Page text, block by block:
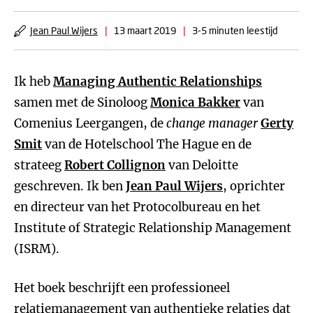
Jean Paul Wijers | 13 maart 2019 | 3-5 minuten leestijd
Ik hebManaging Authentic Relationships
samen met de SinoloogMonica Bakkervan
Comenius Leergangen, dechange managerGerty
Smitvan de Hotelschool The Hague en de
strateegRobert Collignonvan Deloitte
geschreven. Ik benJean Paul Wijers, oprichter
en directeur van het Protocolbureau en het
Institute of Strategic Relationship Management
(ISRM).
Het boek beschrijft een professioneel
relatiemanagement van authentieke relaties dat